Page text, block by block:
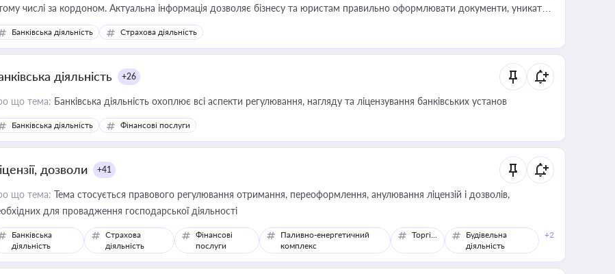
числі за кордоном. Актуальна інформація дозволяє бізнесу та юристам правильно оформлювати документи, уникати
недійсності та забезпечувати їх належне прийняття органами влади та контрагентами
Банківська діяльність Страхова діяльність
діяльність +26
що тема: Банківська діяльність охоплює всі аспекти регулювання, нагляду та ліцензування банківських установ
Банківська діяльність Фінансові послуги
дозволи +41
що тема: Тема стосується правового регулювання отримання, переоформлення, анулювання ліцензій і дозволів,
для провадження господарської діяльності
Банківська
діяльність
Страхова
діяльність
Фінансові
послуги
Паливно-енергетичний
комплекс
Торгівля
Будівельна
діяльність
+2